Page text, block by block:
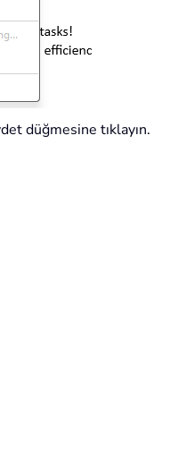
düğmesine tıklayın.